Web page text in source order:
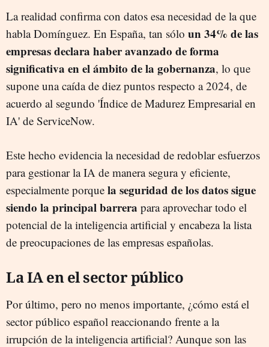
La realidad confirma con datos esa necesidad de la que
habla Domínguez. En España, tan sólo un 34% de las
empresas declara haber avanzado de forma
significativa en el ámbito de la gobernanza, lo que
supone una caída de diez puntos respecto a 2024, de
acuerdo al segundo 'Índice de Madurez Empresarial en
IA' de ServiceNow.
Este hecho evidencia la necesidad de redoblar esfuerzos
para gestionar la IA de manera segura y eficiente,
especialmente porque la seguridad de los datos sigue
siendo la principal barrera para aprovechar todo el
potencial de la inteligencia artificial y encabeza la lista
de preocupaciones de las empresas españolas.
La IA en el sector público
Por último, pero no menos importante, ¿cómo está el
sector público español reaccionando frente a la
irrupción de la inteligencia artificial? Aunque son las